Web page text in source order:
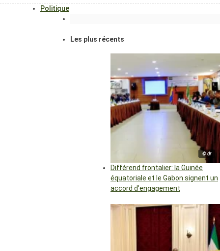
Politique
Les plus récents
© dr
Différend frontalier: la Guinée
équatoriale et le Gabon signent un
accord d’engagement